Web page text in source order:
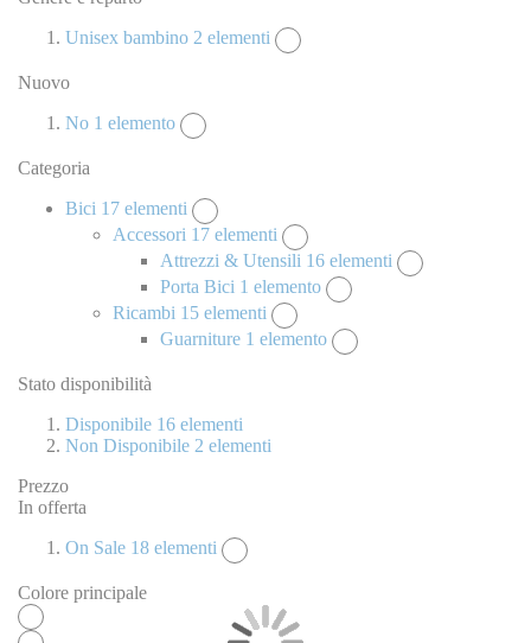
Unisex bambino 2 elementi
Nuovo
No 1 elemento
Categoria
Bici 17 elementi
Accessori 17 elementi
Attrezzi & Utensili 16 elementi
Porta Bici 1 elemento
Ricambi 15 elementi
Guarniture 1 elemento
Stato disponibilità
Disponibile 16 elementi
Non Disponibile 2 elementi
Prezzo
In offerta
On Sale 18 elementi
Colore principale